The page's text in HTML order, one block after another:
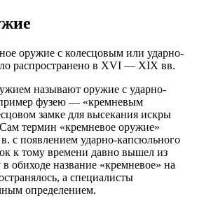
оружие с колесцовым или ударно-
распространено в XVI — XIX вв.
называют оружие с ударно-
фузею — «кремневым
замке для высекания искры
термин «кремневое оружие»
с появлением ударно-капсюльного
к тому времени давно вышел из
обиходе название «кремневое» на
а специалисты
определением.